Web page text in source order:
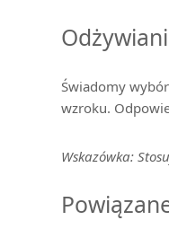
Świadomy
wzroku.
Wskazówka: